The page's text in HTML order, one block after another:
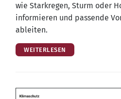
wie Stark­re­gen, Sturm oder
infor­mie­ren und pas­sen­de
ableiten.
WEITERLESEN